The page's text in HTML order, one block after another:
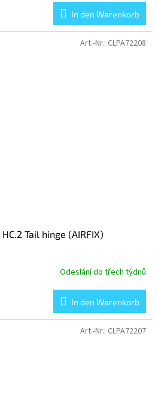
In den Warenkorb
Tail hinge (AIRFIX)
Odeslání do třech týdnů
In den Warenkorb
Art.-Nr.: CLPA72208
Art.-Nr.: CLPA72207